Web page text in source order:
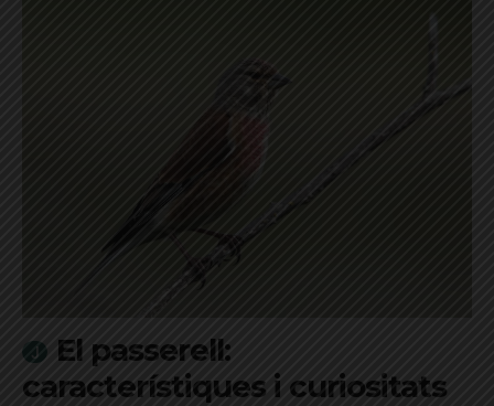
El passerell:
característiques i curiositats